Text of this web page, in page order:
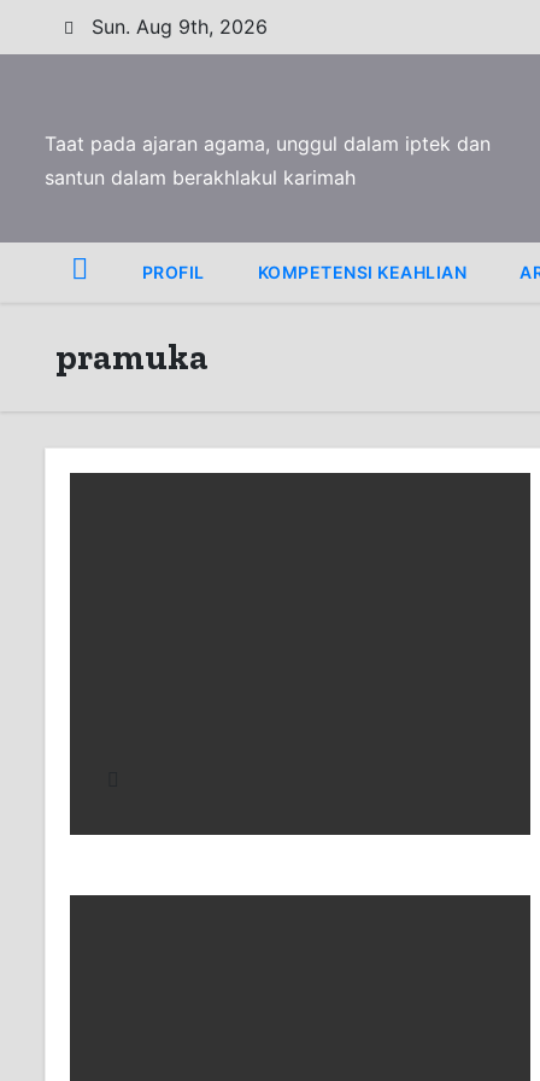
k
Sun. Aug 9th, 2026
Taat pada ajaran agama, unggul dalam iptek dan
santun dalam berakhlakul karimah
PROFIL KOMPETENSI KEAHLIAN
pramuka